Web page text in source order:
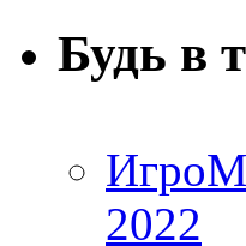
Будь в
2022